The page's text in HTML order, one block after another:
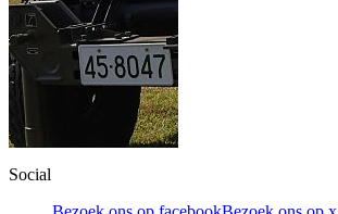
Social